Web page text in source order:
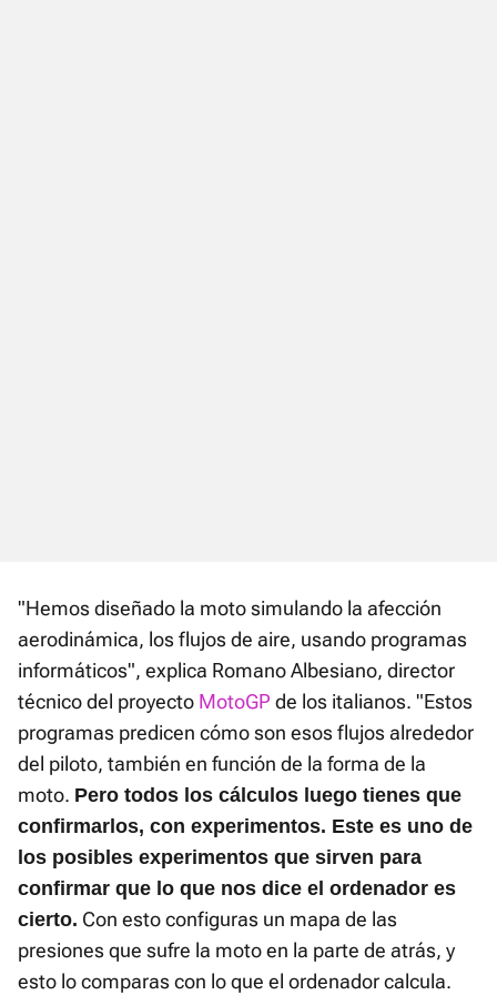
"Hemos diseñado la moto simulando la afección
aerodinámica, los flujos de aire, usando programas
informáticos", explica Romano Albesiano, director
técnico del proyecto MotoGP de los italianos. "Estos
programas predicen cómo son esos flujos alrededor
del piloto, también en función de la forma de la
moto. Pero todos los cálculos luego tienes que
confirmarlos, con experimentos. Este es uno de
los posibles experimentos que sirven para
confirmar que lo que nos dice el ordenador es
cierto. Con esto configuras un mapa de las
presiones que sufre la moto en la parte de atrás, y
esto lo comparas con lo que el ordenador calcula.